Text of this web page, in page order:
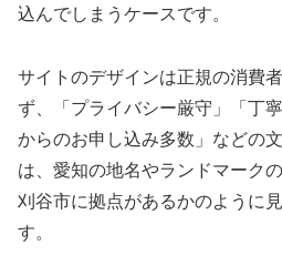
込んでしまうケースです。
サイトのデザインは正規の消費
ず、「プライバシー厳守」「丁
からのお申し込み多数」などの
は、愛知の地名やランドマーク
刈谷市に拠点があるかのように
す。